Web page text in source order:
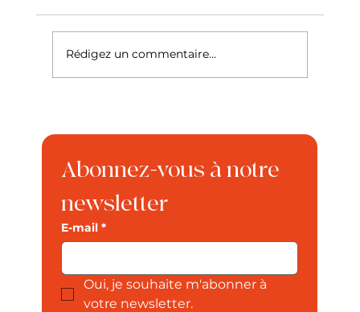
Rédigez un commentaire...
Abonnez-vous à notre
newsletter
E-mail *
Oui, je souhaite m'abonner à
votre newsletter.